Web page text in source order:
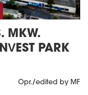
MKW.
PARK
Opr./edited by MF